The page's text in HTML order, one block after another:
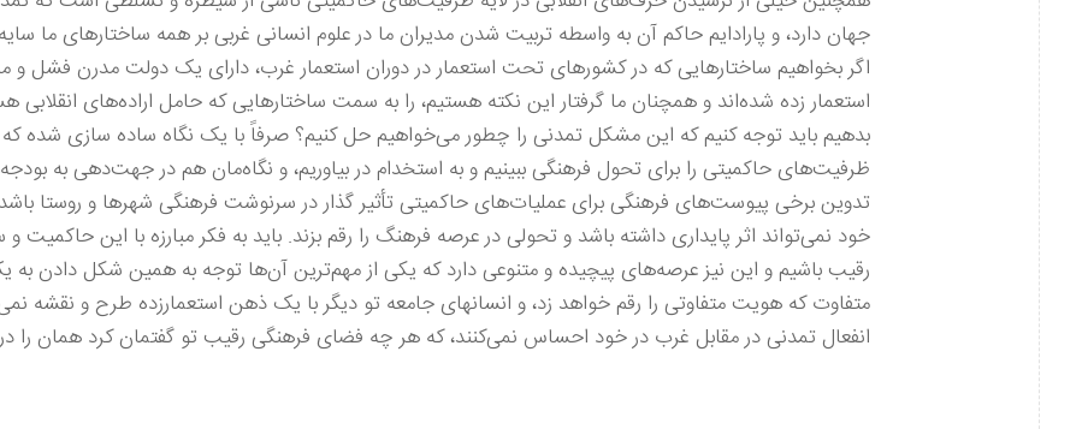
جهان دارد، و پارادایم حاکم آن به واسطه تربیت شدن مدیران ما در علوم انسانی غربی بر همه ساختارهای ما
اگر بخواهیم ساختارهایی که در کشورهای تحت استعمار در دوران استعمار غرب، دارای یک دولت مدرن فشل و
استعمار زده شده‌اند و همچنان ما گرفتار این نکته هستیم، را به سمت ساختارهایی که حامل اراده‌های
بدهیم باید توجه کنیم که این مشکل تمدنی را چطور می‌خواهیم حل کنیم؟ صرفاً با یک نگاه ساده سازی شده که
ظرفیت‌های حاکمیتی را برای تحول فرهنگی ببینیم و به استخدام در بیاوریم، و نگاه‌مان هم در جهت‌دهی به
تدوین برخی پیوست‌های فرهنگی برای عملیات‌های حاکمیتی تأثیر گذار در سرنوشت فرهنگی شهرها و روستا
خود نمی‌تواند اثر پایداری داشته باشد و تحولی در عرصه فرهنگ را رقم بزند. باید به فکر مبارزه با این حاکمیت
رقیب باشیم و این نیز عرصه‌های پیچیده و متنوعی دارد که یکی از مهم‌ترین آن‌ها توجه به همین شکل دادن به
متفاوت که هویت متفاوتی را رقم خواهد زد، و انسانهای جامعه تو دیگر با یک ذهن استعمارزده طرح و نقشه
انفعال تمدنی در مقابل غرب در خود احساس نمی‌کنند، که هر چه فضای فرهنگی رقیب تو گفتمان کرد همان را